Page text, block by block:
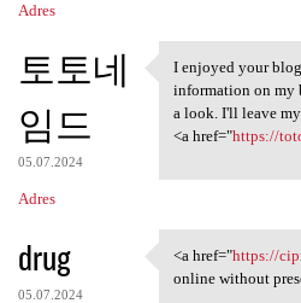
Adres
토토네
임드
05.07.2024
Adres
I enjoyed your
I enjoyed your
information on my
a look. I'll leave my
<a href="https://
drug
05.07.2024
<a
<a href="https://
online without